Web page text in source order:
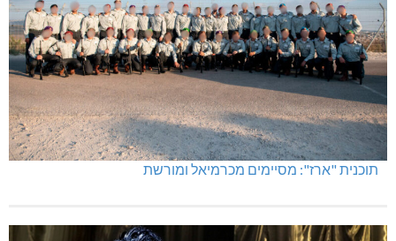
תוכנית "ארז": מסיימים מכרמיאל ומורשת